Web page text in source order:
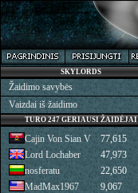
SKYLORDS
Žaidimo savybės
Vaizdai iš žaidimo
TURO 247 GERIAUSI ŽAIDĖJAI
Cajin Von Sian V
77,615
Lord Lochaber
47,973
nosferatu
22,650
MadMax1967
9,067